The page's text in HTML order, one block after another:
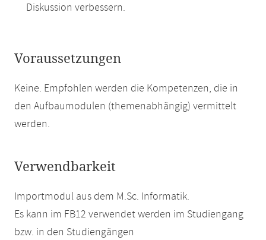
Diskussion verbessern.
Voraussetzungen
Keine. Empfohlen werden die Kompetenzen, die in
den Aufbaumodulen (themenabhängig) vermittelt
werden.
Verwendbarkeit
Importmodul aus dem M.Sc. Informatik.
Es kann im FB12 verwendet werden im Studiengang
bzw. in den Studiengängen